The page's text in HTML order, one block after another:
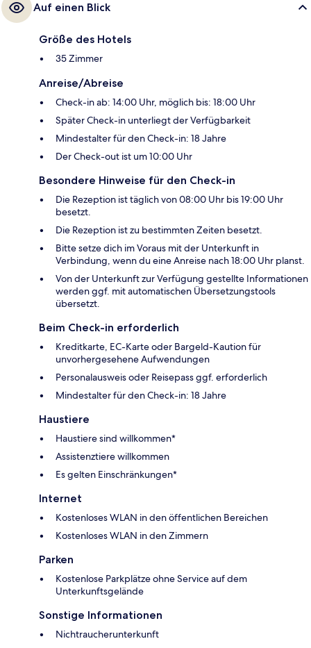
Auf einen Blick
Größe des Hotels
35 Zimmer
Anreise/Abreise
Check-in ab: 14:00 Uhr, möglich bis: 18:00 Uhr
Später Check-in unterliegt der Verfügbarkeit
Mindestalter für den Check-in: 18 Jahre
Der Check-out ist um 10:00 Uhr
Besondere Hinweise für den Check-in
Die Rezeption ist täglich von 08:00 Uhr bis 19:00 Uhr
besetzt.
Die Rezeption ist zu bestimmten Zeiten besetzt.
Bitte setze dich im Voraus mit der Unterkunft in
Verbindung, wenn du eine Anreise nach 18:00 Uhr planst.
Von der Unterkunft zur Verfügung gestellte Informationen
werden ggf. mit automatischen Übersetzungstools
übersetzt.
Beim Check-in erforderlich
Kreditkarte, EC-Karte oder Bargeld-Kaution für
unvorhergesehene Aufwendungen
Personalausweis oder Reisepass ggf. erforderlich
Mindestalter für den Check-in: 18 Jahre
Haustiere
Haustiere sind willkommen*
Assistenztiere willkommen
Es gelten Einschränkungen*
Internet
Kostenloses WLAN in den öffentlichen Bereichen
Kostenloses WLAN in den Zimmern
Parken
Kostenlose Parkplätze ohne Service auf dem
Unterkunftsgelände
Sonstige Informationen
Nichtraucherunterkunft